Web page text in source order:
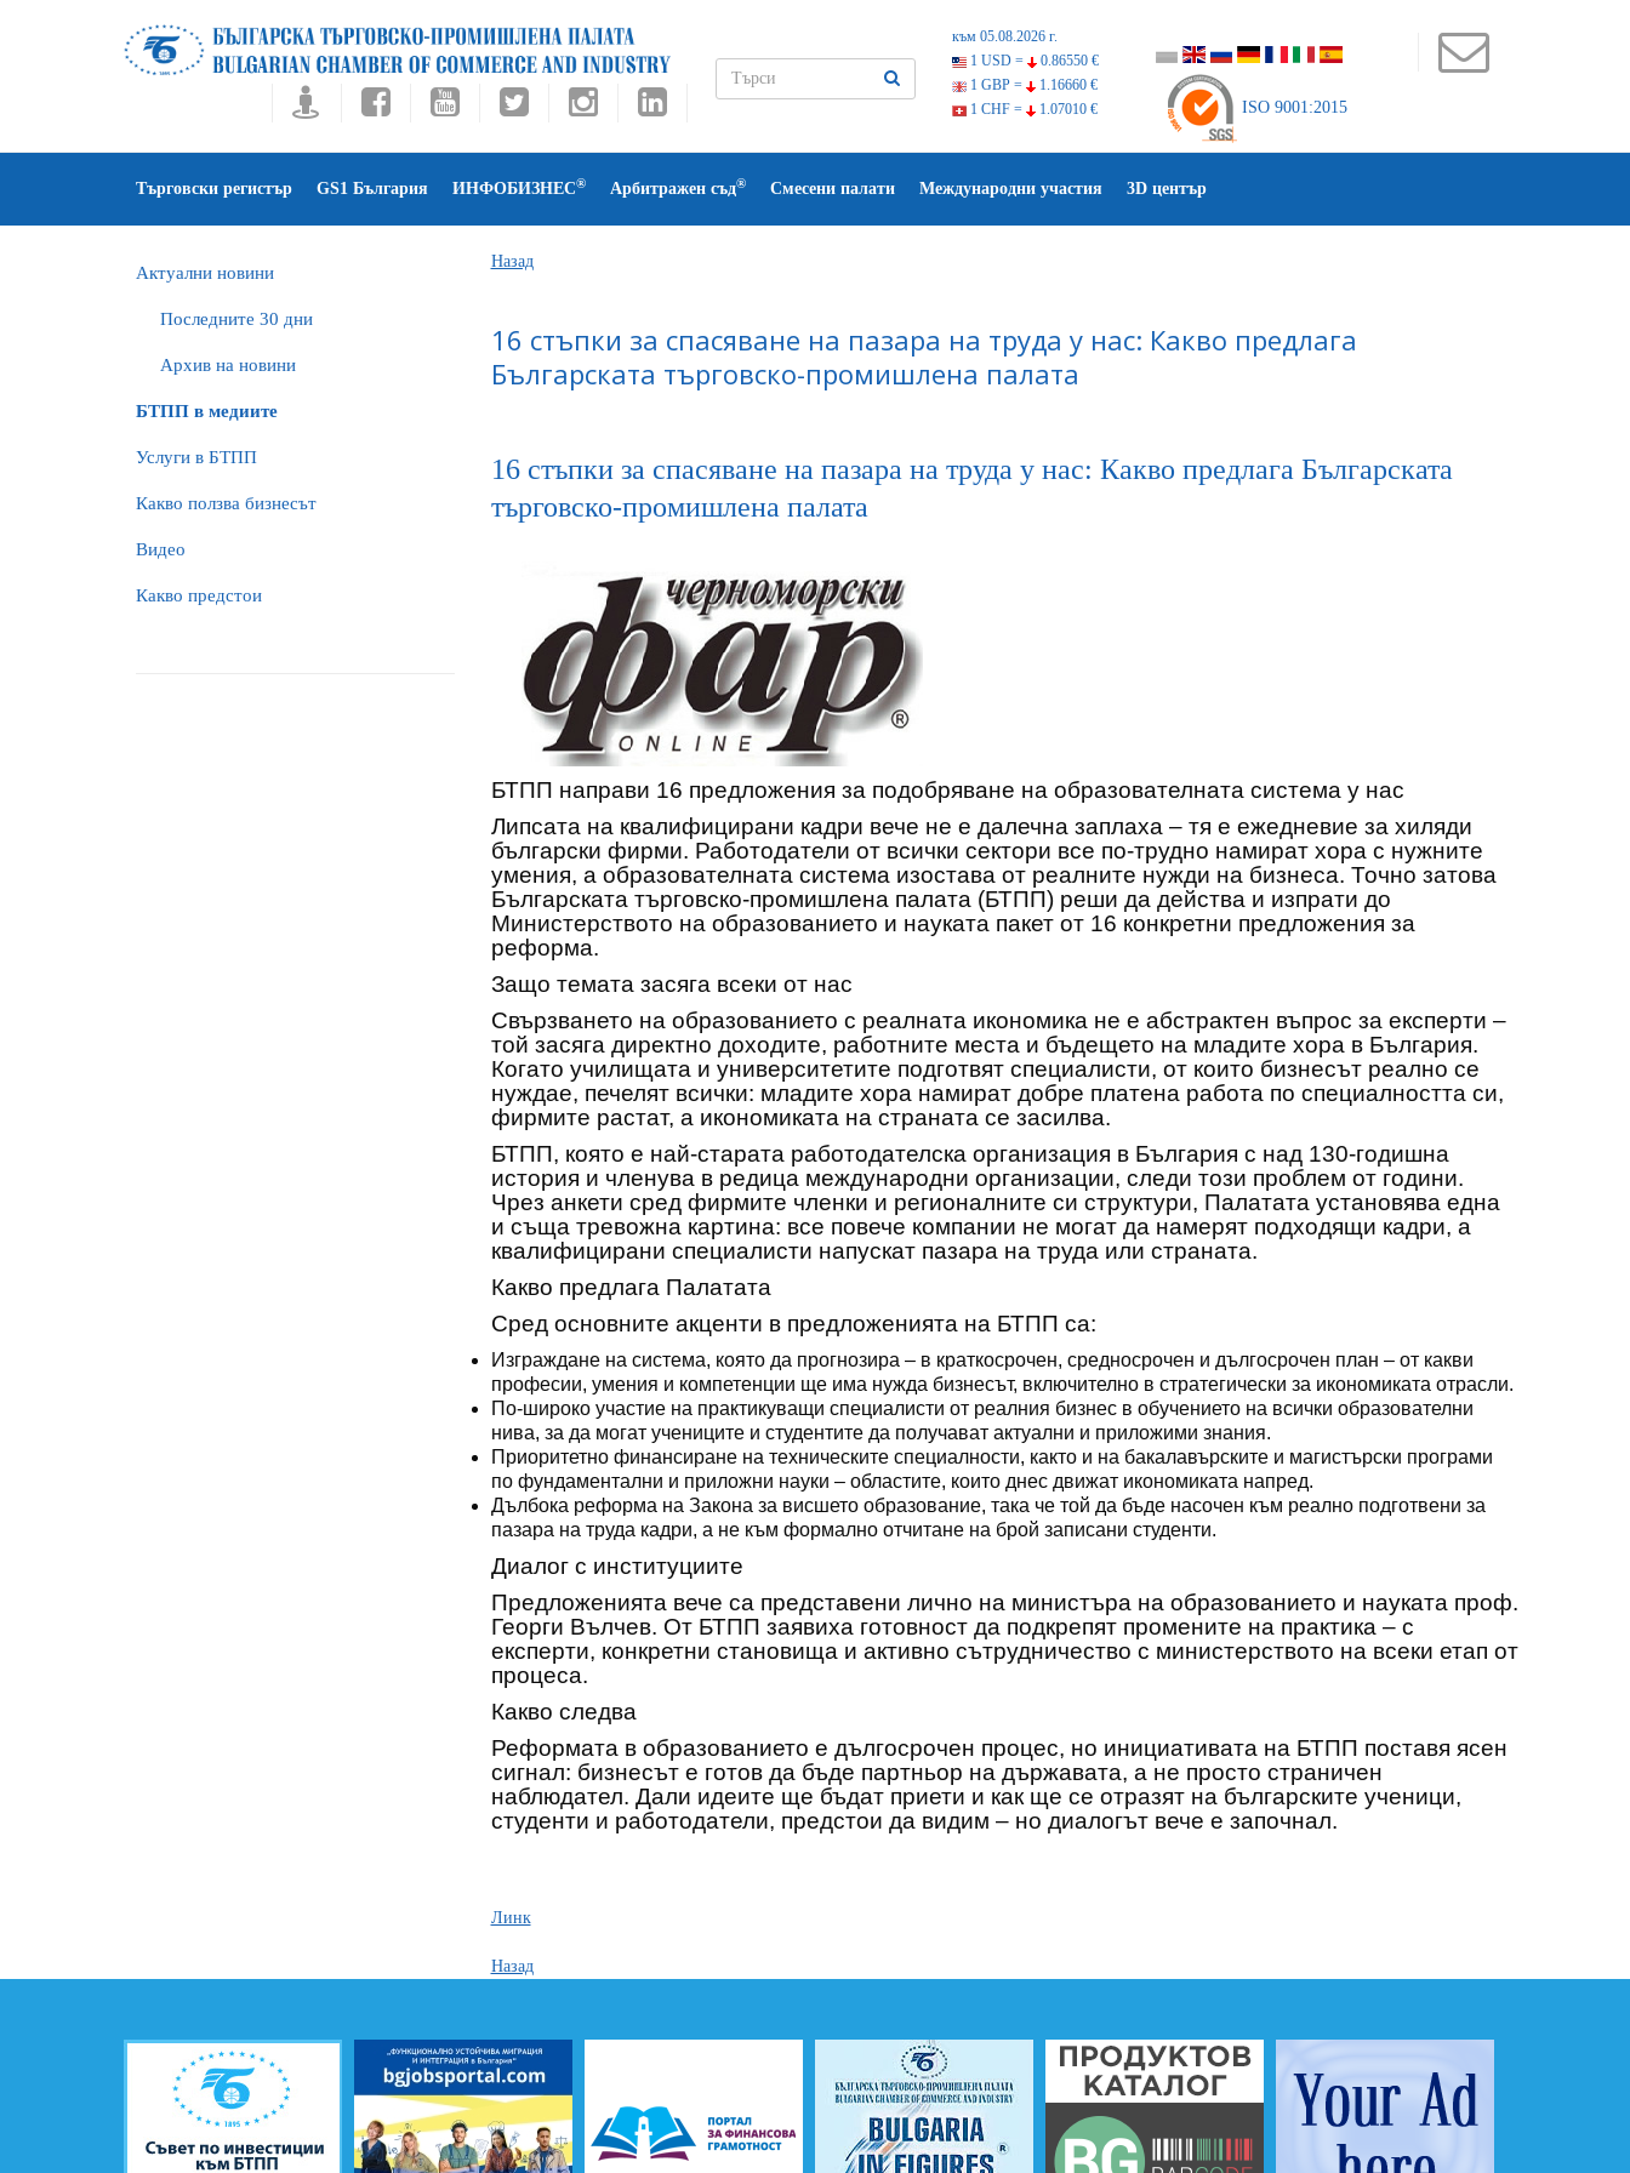
към 05.08.2026 г.
1 USD =
0.86550 €
1 GBP =
1.16660 €
1 CHF =
1.07010 € ISO 9001:2015
Търговски регистър GS1 България ИНФОБИЗНЕС® Арбитражен съд® Смесени палати Международни участия 3D център
Актуални новини
Последните 30 дни
Архив на новини
БTПП в медиите
Услуги в БТПП
Какво ползва бизнесът
Видео
Какво предстои
Назад
16 стъпки за спасяване на пазара на труда у нас: Какво предлага
Българската търговско-промишлена палата
16 стъпки за спасяване на пазара на труда у нас: Какво предлага Българската
търговско-промишлена палата
БТПП направи 16 предложения за подобряване на образователната система у нас
Липсата на квалифицирани кадри вече не е далечна заплаха – тя е ежедневие за хиляди
български фирми. Работодатели от всички сектори все по-трудно намират хора с нужните
умения, а образователната система изостава от реалните нужди на бизнеса. Точно затова
Българската търговско-промишлена палата (БТПП) реши да действа и изпрати до
Министерството на образованието и науката пакет от 16 конкретни предложения за
реформа.
Защо темата засяга всеки от нас
Свързването на образованието с реалната икономика не е абстрактен въпрос за експерти –
той засяга директно доходите, работните места и бъдещето на младите хора в България.
Когато училищата и университетите подготвят специалисти, от които бизнесът реално се
нуждае, печелят всички: младите хора намират добре платена работа по специалността си,
фирмите растат, а икономиката на страната се засилва.
БТПП, която е най-старата работодателска организация в България с над 130-годишна
история и членува в редица международни организации, следи този проблем от години.
Чрез анкети сред фирмите членки и регионалните си структури, Палатата установява една
и съща тревожна картина: все повече компании не могат да намерят подходящи кадри, а
квалифицирани специалисти напускат пазара на труда или страната.
Какво предлага Палатата
Сред основните акценти в предложенията на БТПП са:
Изграждане на система, която да прогнозира – в краткосрочен, средносрочен и дългосрочен план – от какви
професии, умения и компетенции ще има нужда бизнесът, включително в стратегически за икономиката отрасли.
По-широко участие на практикуващи специалисти от реалния бизнес в обучението на всички образователни
нива, за да могат учениците и студентите да получават актуални и приложими знания.
Приоритетно финансиране на техническите специалности, както и на бакалавърските и магистърски програми
по фундаментални и приложни науки – областите, които днес движат икономиката напред.
Дълбока реформа на Закона за висшето образование, така че той да бъде насочен към реално подготвени за
пазара на труда кадри, а не към формално отчитане на брой записани студенти.
Диалог с институциите
Предложенията вече са представени лично на министъра на образованието и науката проф.
Георги Вълчев. От БТПП заявиха готовност да подкрепят промените на практика – с
експерти, конкретни становища и активно сътрудничество с министерството на всеки етап от
процеса.
Какво следва
Реформата в образованието е дългосрочен процес, но инициативата на БТПП поставя ясен
сигнал: бизнесът е готов да бъде партньор на държавата, а не просто страничен
наблюдател. Дали идеите ще бъдат приети и как ще се отразят на българските ученици,
студенти и работодатели, предстои да видим – но диалогът вече е започнал.
Линк
Назад